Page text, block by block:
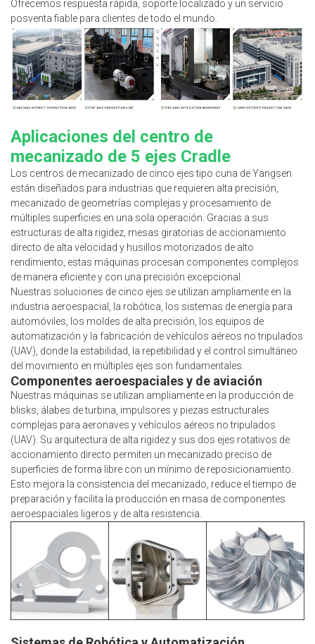
Ofrecemos respuesta rápida, soporte localizado y un servicio
posventa fiable para clientes de todo el mundo.
Aplicaciones del centro de
mecanizado de 5 ejes Cradle
Los centros de mecanizado de cinco ejes tipo cuna de Yangsen
están diseñados para industrias que requieren alta precisión,
mecanizado de geometrías complejas y procesamiento de
múltiples superficies en una sola operación. Gracias a sus
estructuras de alta rigidez, mesas giratorias de accionamiento
directo de alta velocidad y husillos motorizados de alto
rendimiento, estas máquinas procesan componentes complejos
de manera eficiente y con una precisión excepcional.
Nuestras soluciones de cinco ejes se utilizan ampliamente en la
industria aeroespacial, la robótica, los sistemas de energía para
automóviles, los moldes de alta precisión, los equipos de
automatización y la fabricación de vehículos aéreos no tripulados
(UAV), donde la estabilidad, la repetibilidad y el control simultáneo
del movimiento en múltiples ejes son fundamentales.
Componentes aeroespaciales y de aviación
Nuestras máquinas se utilizan ampliamente en la producción de
blisks, álabes de turbina, impulsores y piezas estructurales
complejas para aeronaves y vehículos aéreos no tripulados
(UAV). Su arquitectura de alta rigidez y sus dos ejes rotativos de
accionamiento directo permiten un mecanizado preciso de
superficies de forma libre con un mínimo de reposicionamiento.
Esto mejora la consistencia del mecanizado, reduce el tiempo de
preparación y facilita la producción en masa de componentes
aeroespaciales ligeros y de alta resistencia.